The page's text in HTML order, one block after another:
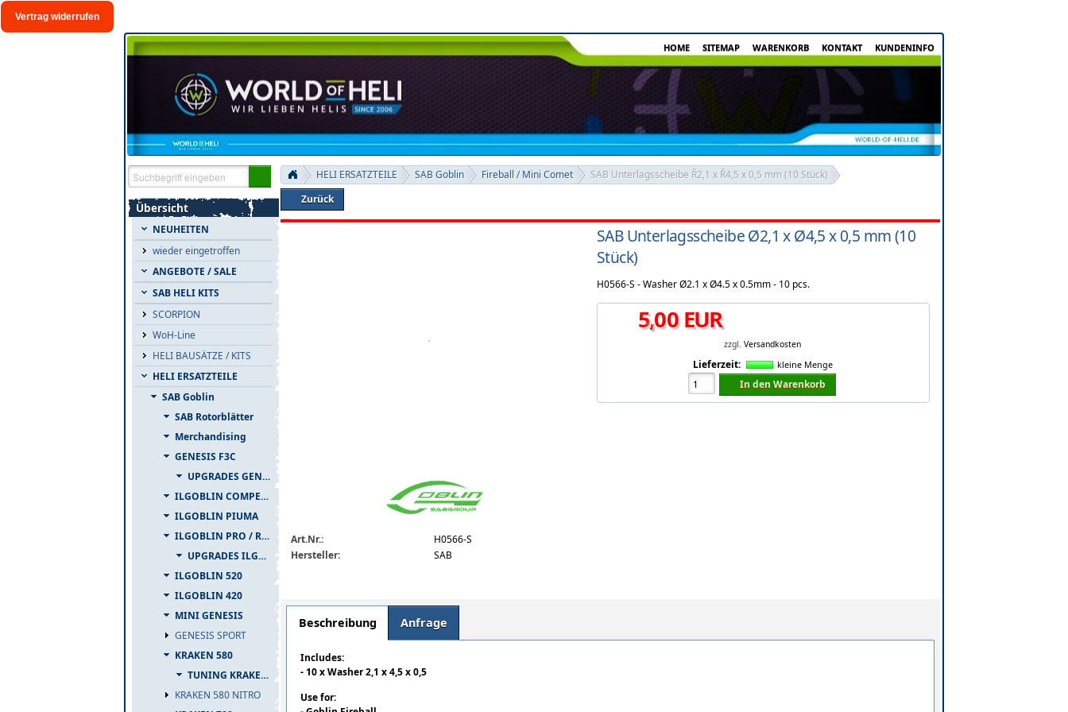
Vertrag widerrufen
HOME SITEMAP WARENKORB KONTAKT KUNDENINFO
Übersicht
NEUHEITEN
wieder eingetroffen
ANGEBOTE / SALE
SAB HELI KITS
SCORPION
WoH-Line
HELI BAUSÄTZE / KITS
HELI ERSATZTEILE
SAB Goblin
SAB Rotorblätter
Merchandising
GENESIS F3C
UPGRADES GENESIS F3C
ILGOBLIN COMPETIZIONE
ILGOBLIN PIUMA
ILGOBLIN PRO / RAW 700
UPGRADES ILGOBLIN PRO / RAW 700
ILGOBLIN 520
ILGOBLIN 420
MINI GENESIS
GENESIS SPORT
KRAKEN 580
TUNING KRAKEN 580
KRAKEN 580 NITRO
HELI ERSATZTEILE SAB Goblin Fireball / Mini Comet
SAB Unterlagsscheibe Ř2,1 x Ř4,5 x 0,5 mm (10 Stück)
Zurück
Art.Nr.:
H0566-S
Hersteller:
SAB
SAB Unterlagsscheibe Ø2,1 x Ø4,5 x 0,5 mm (10
Stück)
H0566-S - Washer Ø2.1 x Ø4.5 x 0.5mm - 10 pcs.
5,00EUR
zzgl. Versandkosten
Lieferzeit: kleine Menge
In den Warenkorb
Beschreibung Anfrage
Includes:
- 10 x Washer 2,1 x 4,5 x 0,5
Use for: